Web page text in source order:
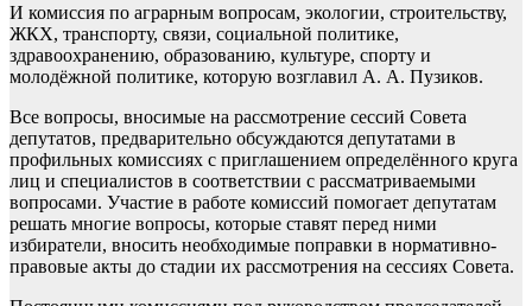
И комиссия по аграрным вопросам, экологии, строительству,
ЖКХ, транспорту, связи, социальной политике,
здравоохранению, образованию, культуре, спорту и
молодёжной политике, которую возглавил А. А. Пузиков.
Все вопросы, вносимые на рассмотрение сессий Совета
депутатов, предварительно обсуждаются депутатами в
профильных комиссиях с приглашением определённого круга
лиц и специалистов в соответствии с рассматриваемыми
вопросами. Участие в работе комиссий помогает депутатам
решать многие вопросы, которые ставят перед ними
избиратели, вносить необходимые поправки в нормативно-
правовые акты до стадии их рассмотрения на сессиях Совета.